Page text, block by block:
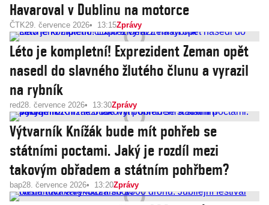
Havaroval v Dublinu na motorce
ČTK29. července 2026 13:15Zprávy
Léto je kompletní! Exprezident Zeman opět
nasedl do slavného žlutého člunu a vyrazil
na rybník
red28. července 2026 13:30Zprávy
Výtvarník Knížák bude mít pohřeb se
státními poctami. Jaký je rozdíl mezi
takovým obřadem a státním pohřbem?
bap28. července 2026 13:20Zprávy